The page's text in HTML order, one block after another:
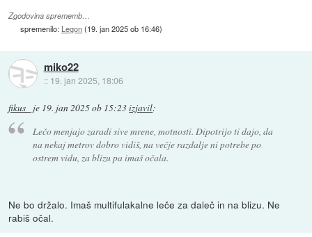
Zgodovina sprememb…
spremenilo: Legon(19. jan 2025 ob 16:46)
miko22
:: 19. jan 2025, 18:06
fikus_ je 19. jan 2025 ob 15:23izjavil:
Lečo menjajo zaradi sive mrene, motnosti. Dipotrijo ti dajo, da
na nekaj metrov dobro vidiš, na večje razdalje ni potrebe po
ostrem vidu, za blizu pa imaš očala.
Ne bo držalo. Imaš multifulakalne leče za daleč in na blizu. Ne
rabiš očal.